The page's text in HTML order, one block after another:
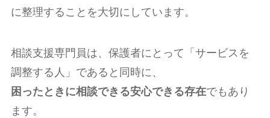
に整理することを大切にしています。
相談支援専門員は、保護者にとって「サービスを
調整する人」であると同時に、
困ったときに相談できる安心できる存在でもあり
ます。